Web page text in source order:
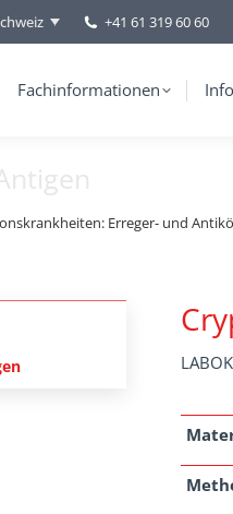
+41 61 319 60 60
Fachinformationen
Erreger- und